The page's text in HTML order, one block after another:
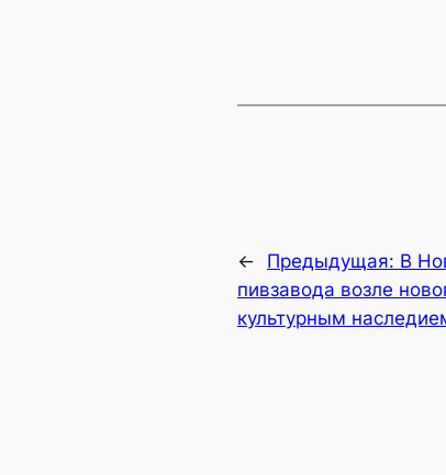
← Предыдущая: В
пивзавода возле
культурным